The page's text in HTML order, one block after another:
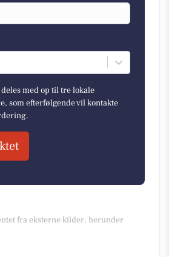
med op til tre lokale
som efterfølgende vil kontakte
fra eksterne kilder, herunder